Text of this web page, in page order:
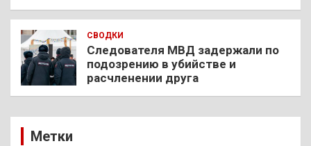
СВОДКИ
Следователя МВД задержали по
подозрению в убийстве и
расчленении друга
Метки